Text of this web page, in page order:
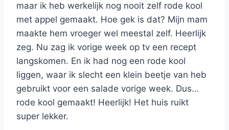
maar ik heb werkelijk nog nooit zelf rode kool
met appel gemaakt. Hoe gek is dat? Mijn mam
maakte hem vroeger wel meestal zelf. Heerlijk
zeg. Nu zag ik vorige week op tv een recept
langskomen. En ik had nog een rode kool
liggen, waar ik slecht een klein beetje van heb
gebruikt voor een salade vorige week. Dus…
rode kool gemaakt! Heerlijk! Het huis ruikt
super lekker.